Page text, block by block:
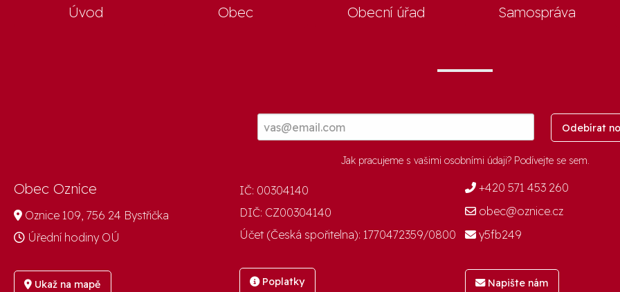
Úvod Obec Obecní úřad Samospráva
Odebírat
Jak pracujeme s vašimi osobními údaji? Podívejte se sem.
Obec Oznice
Oznice 109, 756 24 Bystřička
Úřední hodiny OÚ
Ukaž na mapě
IČ: 00304140
DIČ: CZ00304140
Účet (Česká spořitelna): 1770472359/0800
Poplatky
+420 571 453 260
obec@oznice.cz
y5fb249
Napište nám